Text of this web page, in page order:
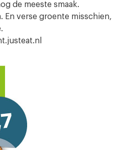
de meeste smaak.
En verse groente misschien,